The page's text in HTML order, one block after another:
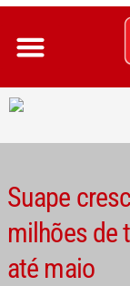
Ir
para
conteúdo
Suape
milhões de
até maio